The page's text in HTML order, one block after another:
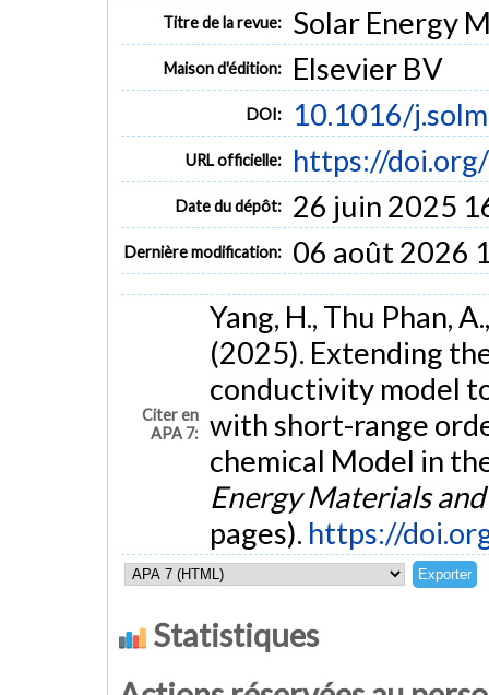
Titre de la revue: Solar Energy
Maison d'édition: Elsevier BV
DOI: 10.1016/
URL officielle: https://
Date du dépôt: 26 juin 2025
Dernière modification: 06 août 2026
Citer en
APA 7:
Yang, H., Thu Phan,
(2025). Extending
conductivity model
with short-range
chemical Model in
Energy Materials
pages). https://
Statistiques